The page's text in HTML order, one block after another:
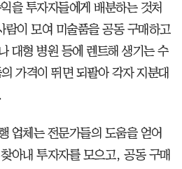
을 투자자들에게 배분하는 것처
이 모여 미술품을 공동 구매하고
대형 병원 등에 렌트해 생기는 수
가격이 뛰면 되팔아 각자 지분대
업체는 전문가들의 도움을 얻어
아내 투자자를 모으고, 공동 구매